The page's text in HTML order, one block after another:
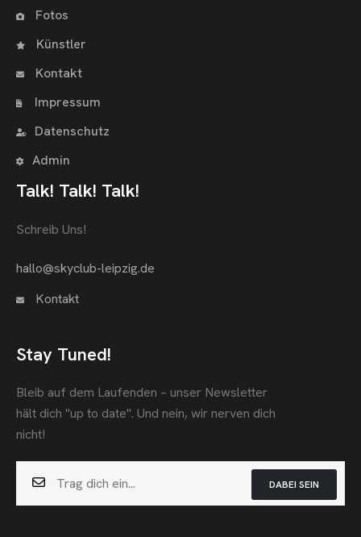
Fotos
Künstler
Kontakt
Impressum
Datenschutz
Admin
Talk! Talk! Talk!
Schreib Uns!
hallo@skyclub-leipzig.de
Kontakt
Stay Tuned!
Bleib auf dem Laufenden – unser Newsletter
hält dich "up to date". Und nein, wir nerven dich
nicht!
DABEI SEIN